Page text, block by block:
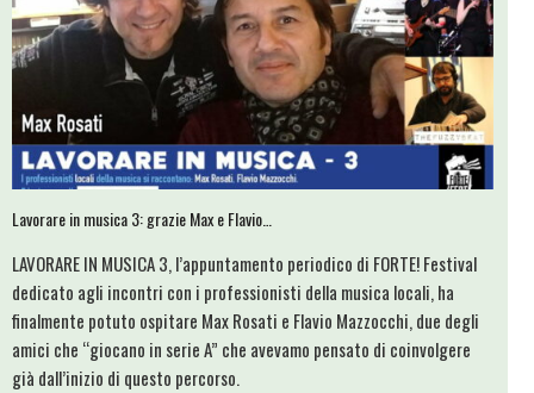
Lavorare in musica 3: grazie Max e Flavio…
LAVORARE IN MUSICA 3, l’appuntamento periodico di FORTE! Festival
dedicato agli incontri con i professionisti della musica locali, ha
finalmente potuto ospitare Max Rosati e Flavio Mazzocchi, due degli
amici che “giocano in serie A” che avevamo pensato di coinvolgere
già dall’inizio di questo percorso.